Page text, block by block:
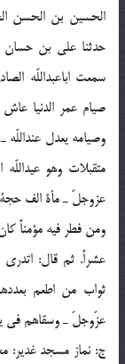
الحسین بن الحسن
حدثنا علی بن حسان
سمعت اباعبداللّه
صیام عمر الدنیا
وصیامه یعدل
متقبلات وهو
عزوجلّ ـ مأة الف
ومن فطر فیه مؤمناً
عشراً. ثم قال:
ثواب من اطعم
عزّوجلّ ـ وسقاهم فی
ج: نماز مسجد غدیر: